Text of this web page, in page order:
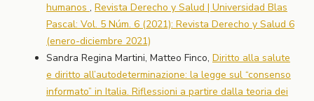
humanos , Revista Derecho y Salud | Universidad Blas
Pascal: Vol. 5 Núm. 6 (2021): Revista Derecho y Salud 6
(enero-diciembre 2021)
Sandra Regina Martini, Matteo Finco, Diritto alla salute
e diritto all’autodeterminazione: la legge sul “consenso
informato” in Italia. Riflessioni a partire dalla teoria dei